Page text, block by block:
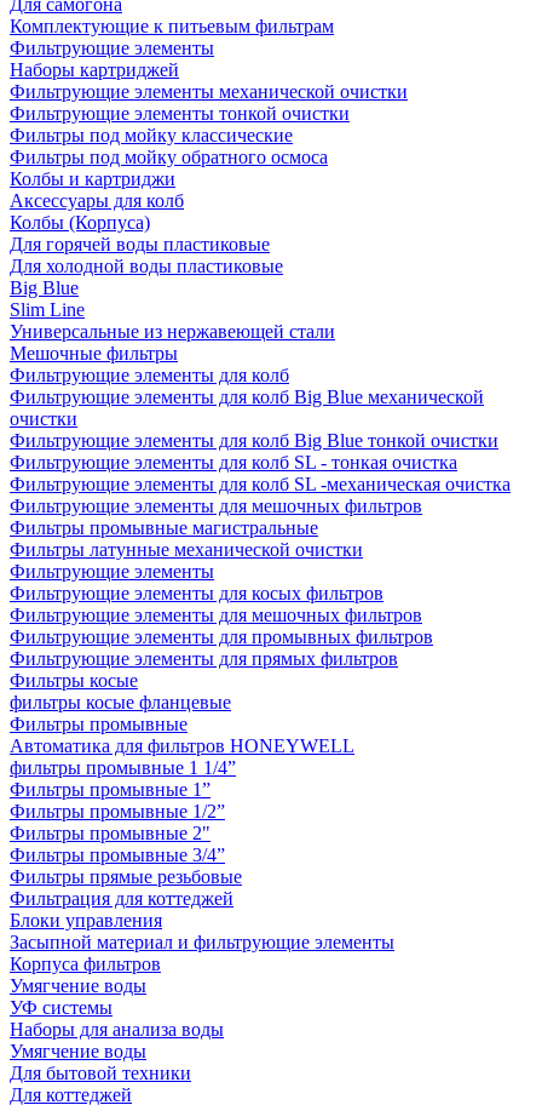
Комплектующие к питьевым фильтрам
Фильтрующие элементы
Наборы картриджей
Фильтрующие элементы механической очистки
Фильтрующие элементы тонкой очистки
Фильтры под мойку классические
Фильтры под мойку обратного осмоса
Колбы и картриджи
Аксессуары для колб
Колбы (Корпуса)
Для горячей воды пластиковые
Для холодной воды пластиковые
Big Blue
Slim Line
Универсальные из нержавеющей стали
Мешочные фильтры
Фильтрующие элементы для колб
Фильтрующие элементы для колб Big Blue механической
очистки
Фильтрующие элементы для колб Big Blue тонкой очистки
Фильтрующие элементы для колб SL - тонкая очистка
Фильтрующие элементы для колб SL -механическая очистка
Фильтрующие элементы для мешочных фильтров
Фильтры промывные магистральные
Фильтры латунные механической очистки
Фильтрующие элементы
Фильтрующие элементы для косых фильтров
Фильтрующие элементы для мешочных фильтров
Фильтрующие элементы для промывных фильтров
Фильтрующие элементы для прямых фильтров
Фильтры косые
фильтры косые фланцевые
Фильтры промывные
Автоматика для фильтров HONEYWELL
фильтры промывные 1 1/4”
Фильтры промывные 1”
Фильтры промывные 1/2”
Фильтры промывные 2"
Фильтры промывные 3/4”
Фильтры прямые резьбовые
Фильтрация для коттеджей
Блоки управления
Засыпной материал и фильтрующие элементы
Корпуса фильтров
Умягчение воды
УФ системы
Наборы для анализа воды
Умягчение воды
Для бытовой техники
Для коттеджей